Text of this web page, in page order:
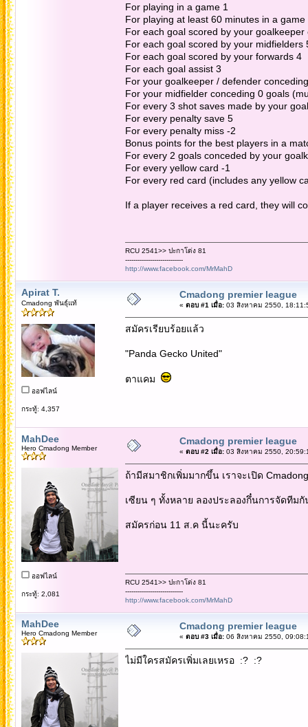
For playing in a game 1
For playing at least 60 minutes in a
For each goal scored by your goalkeeper
For each goal scored by your midfielders
For each goal scored by your forwards 4
For each goal assist 3
For your goalkeeper / defender
For your midfielder conceding 0 goals
For every 3 shot saves made by your
For every penalty save 5
For every penalty miss -2
Bonus points for the best players in a
For every 2 goals conceded by your
For every yellow card -1
For every red card (includes any yellow
If a player receives a red card, they will
RCU 2541>> ปะกาโด่ง 81
----------------------------
http://www.facebook.com/MrMahD
Apirat T.
Cmadong พันธุ์แท้
ออฟไลน์
กระทู้: 4,357
Cmadong premier league
« ตอบ #1 เมื่อ:03 สิงหาคม 2550,
สมัครเรียบร้อยแล้ว
"Panda Gecko United"
ตาแคม
MahDee
Hero Cmadong Member
ออฟไลน์
กระทู้: 2,081
Cmadong premier league
« ตอบ #2 เมื่อ:03 สิงหาคม 2550,
ถ้ามีสมาชิกเพิ่มมากขึ้น เราจะเปิด
เซียน ๆ ทั้งหลาย ลองประลองกึ๋นการจัดทีม
สมัครก่อน 11 ส.ค นี้นะครับ
RCU 2541>> ปะกาโด่ง 81
----------------------------
http://www.facebook.com/MrMahD
MahDee
Hero Cmadong Member
Cmadong premier league
« ตอบ #3 เมื่อ:06 สิงหาคม 2550,
ไม่มีใครสมัครเพิ่มเลยเหรอ :? :?